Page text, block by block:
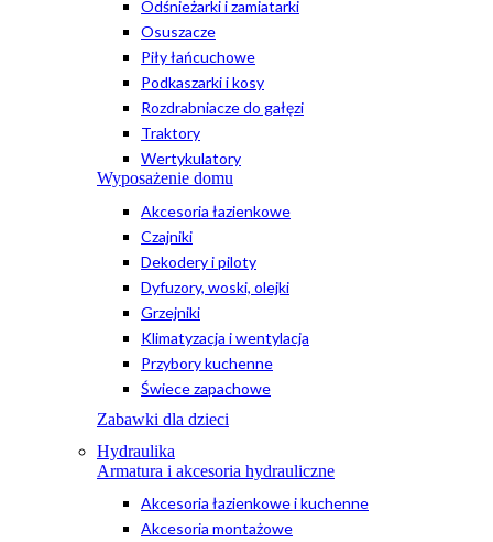
Odśnieżarki i zamiatarki
Osuszacze
Piły łańcuchowe
Podkaszarki i kosy
Rozdrabniacze do gałęzi
Traktory
Wertykulatory
Wyposażenie domu
Akcesoria łazienkowe
Czajniki
Dekodery i piloty
Dyfuzory, woski, olejki
Grzejniki
Klimatyzacja i wentylacja
Przybory kuchenne
Świece zapachowe
Zabawki dla dzieci
Hydraulika
Armatura i akcesoria hydrauliczne
Akcesoria łazienkowe i kuchenne
Akcesoria montażowe